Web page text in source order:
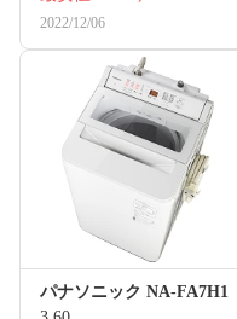
2022/12/06
パナソニック NA-FA7H1